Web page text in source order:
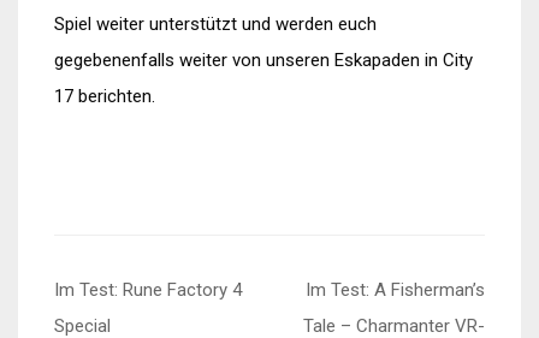
Spiel weiter unterstützt und werden euch
gegebenenfalls weiter von unseren Eskapaden in City
17 berichten.
Beitragsnavigation
Im Test: Rune Factory 4
Special
Im Test: A Fisherman’s
Tale – Charmanter VR-